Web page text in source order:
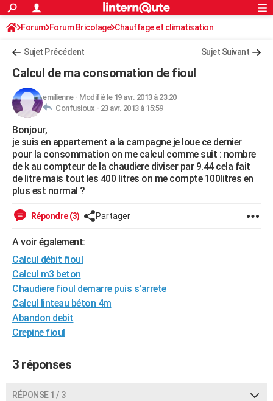
ACTUALITÉS
Politique
Société
Faits Divers
Education
Monde
Villes
+
FINANCE
Retraite
Impôts
Epargne
Immobilier
Risques naturels par ville
Banque
Assurance
Crédit
AUTO
Essais
Réserver un essai
Citadines
Berlines
SUV
Forum auto
+HIGH-TECH
Mobiles
Meilleur smartphone
Internet
Ordinateurs
Jeux vidéo
Guide high-tech
+BRICOLAGE
Forum
Aménagement intérieur
Extérieur
Cuisine
Salle de bains
Jardinage
Rangement
WEEK-END
Guides de France
Escapades
Patrimoine
Expositions
Musées
Week-end nature
LIFESTYLE
SANTE
Alimentation
Guide de la santé
Maladies
Médicaments
Sommeil
VOYAGE
Destinations
City break
Voyage nature
Voyage de noces
Forum
Climat
+PHOTO
GUIDES D'ACHAT
BONS PLANS
CARTE DE VOEUX
Rechercher
S'inscrire
Connexion
Forum Forum Bricolage Chauffage et climatisation
Sujet Précédent Sujet Suivant
Calcul de ma consomation de fioul
emilienne- Modifié le 19 avr. 2013 à 23:20
Confusioux - 23 avr. 2013 à 15:59
Bonjour,
je suis en appartement a la campagne je loue ce dernier
pour la consommation on me calcul comme suit : nombre
de k au compteur de la chaudiere diviser par 9.44 cela fait
de litre mais tout les 400 litres on me compte 100litres en
plus est normal ?
Répondre (3) Partager
A voir également:
Calcul débit fioul
Calcul m3 beton
Chaudiere fioul demarre puis s'arrete
Calcul linteau béton 4m
Abandon debit
Crepine fioul
3 réponses
RÉPONSE 1 / 3